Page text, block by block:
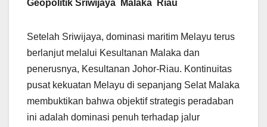
Geopolitik Sriwijaya Malaka Riau
Setelah Sriwijaya, dominasi maritim Melayu terus
berlanjut melalui Kesultanan Malaka dan
penerusnya, Kesultanan Johor-Riau. Kontinuitas
pusat kekuatan Melayu di sepanjang Selat Malaka
membuktikan bahwa objektif strategis peradaban
ini adalah dominasi penuh terhadap jalur